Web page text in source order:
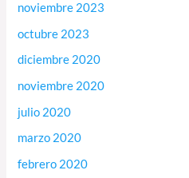
noviembre 2023
octubre 2023
diciembre 2020
noviembre 2020
julio 2020
marzo 2020
febrero 2020